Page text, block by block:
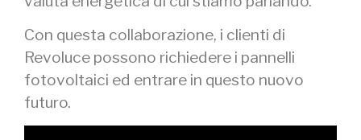
Con questa collaborazione, i clienti di
Revoluce possono richiedere i pannelli
fotovoltaici ed entrare in questo nuovo
futuro.